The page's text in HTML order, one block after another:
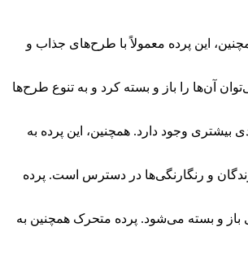
این پرده معمولاً با طرح‌های جذاب و
آن‌ها را باز و بسته کرد و به تنوع طرح‌ها
وجود دارد. همچنین، این پرده به
و رنگارنگی‌ها در دسترس است. پرده
باز و بسته می‌شود. پرده متحرک همچنین به